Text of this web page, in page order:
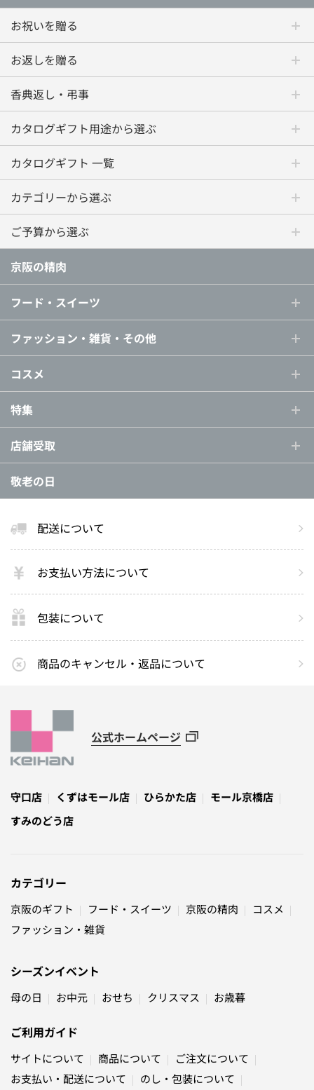
お祝いを贈る
お返しを贈る
香典返し・弔事
カタログギフト用途から選ぶ
カタログギフト 一覧
カテゴリーから選ぶ
ご予算から選ぶ
京阪の精肉
フード・スイーツ
ファッション・雑貨・その他
コスメ
特集
店舗受取
敬老の日
配送について
お支払い方法について
包装について
商品のキャンセル・返品について
公式ホームページ
守口店 くずはモール店 ひらかた店
モール京橋店
すみのどう店
カテゴリー
京阪のギフト フード・スイーツ 京阪の精肉
コスメ
ファッション・雑貨
シーズンイベント
母の日 お中元 おせち クリスマス お歳暮
ご利用ガイド
サイトについて 商品について
ご注文について
お支払い・配送について
のし・包装について